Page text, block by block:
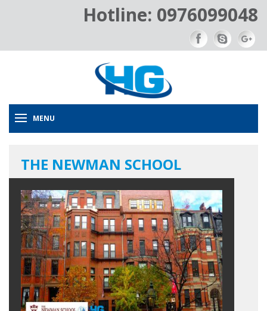
Hotline: 0976099048
MENU
THE NEWMAN SCHOOL